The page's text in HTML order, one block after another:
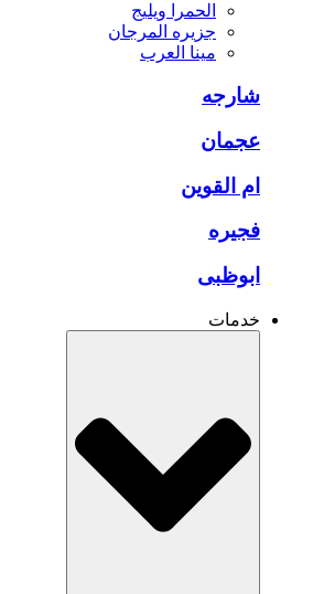
الحمرا ویلیج
جزیره المرجان
مینا العرب
شارجه
عجمان
ام القوین
فجیره
ابوظبی
خدمات